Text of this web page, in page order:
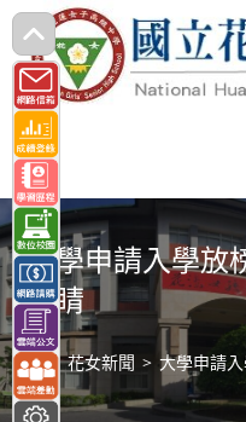
跳
轉
至
主
要
內
容 大學申請入學放
吸睛
> 花女新聞 > 大學申請